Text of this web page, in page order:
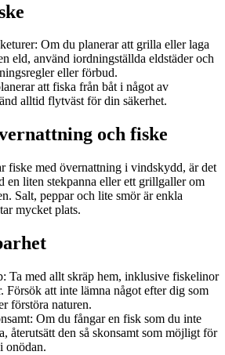
Om du planerar att grilla eller laga
eld, använd iordningställda eldstäder och
eller förbud.
att fiska från båt i något av
alltid flytväst för din säkerhet.
och fiske
fiske med övernattning i vindskydd, är det
en liten stekpanna eller ett grillgaller om
Salt, peppar och lite smör är enkla
mycket plats.
Ta med allt skräp hem, inklusive fiskelinor
Försök att inte lämna något efter dig som
förstöra naturen.
Om du fångar en fisk som du inte
återutsätt den så skonsamt som möjligt för
onödan.